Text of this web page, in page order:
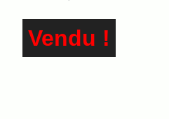
Vendu !